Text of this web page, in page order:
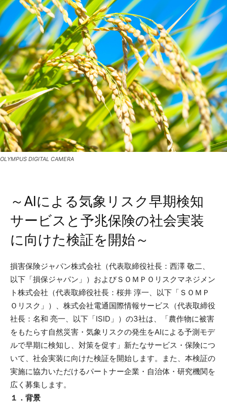
OLYMPUS DIGITAL CAMERA
～AIによる気象リスク早期検知
サービスと予兆保険の社会実装
に向けた検証を開始～
損害保険ジャパン株式会社（代表取締役社長：西澤 敬二、
以下「損保ジャパン」）およびＳＯＭＰＯリスクマネジメン
ト株式会社（代表取締役社長：桜井 淳一、以下「ＳＯＭＰ
Ｏリスク」）、株式会社電通国際情報サービス（代表取締役
社長：名和 亮一、以下「ISID」）の3社は、「農作物に被害
をもたらす自然災害・気象リスクの発生をAIによる予測モデ
ルで早期に検知し、対策を促す」新たなサービス・保険につ
いて、社会実装に向けた検証を開始します。また、本検証の
実施に協力いただけるパートナー企業・自治体・研究機関を
広く募集します。
１．背景